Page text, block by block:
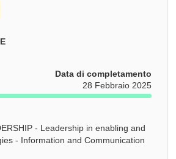
Data di completamento
28 Febbraio 2025
- Leadership in enabling and
- Information and Communication